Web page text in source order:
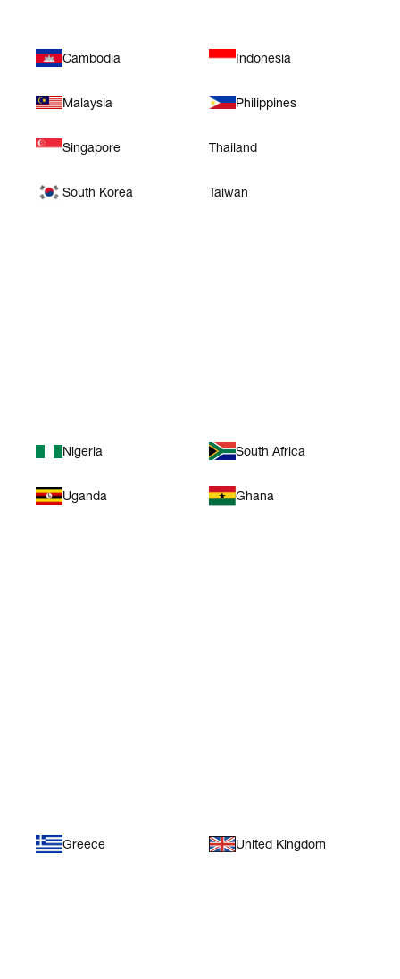
Cambodia Indonesia
Malaysia Philippines
Singapore Thailand
South Korea Taiwan
Nigeria South Africa
Uganda Ghana
Greece United Kingdom